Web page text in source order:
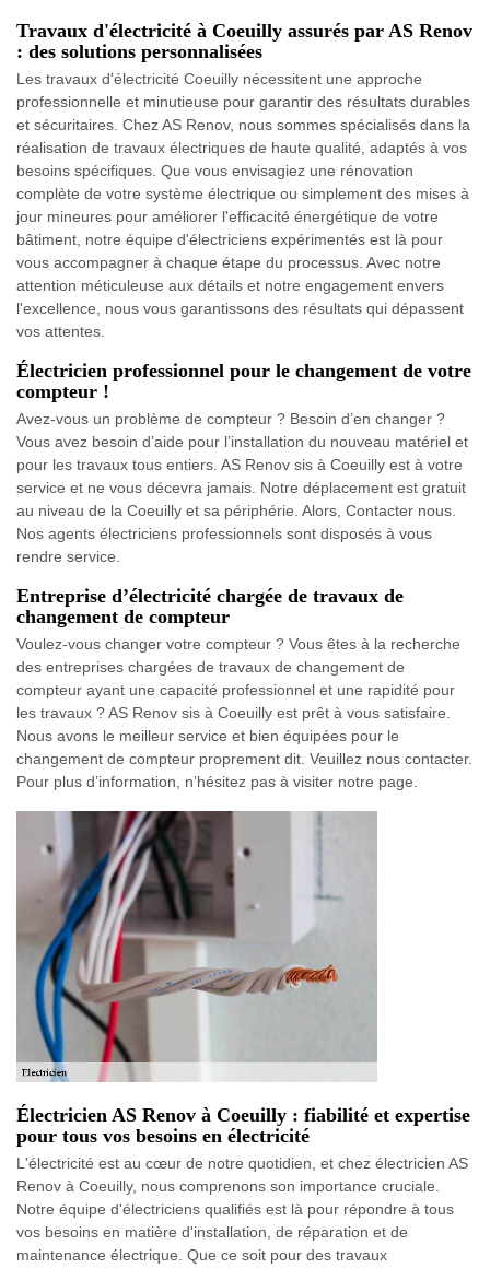
Travaux d'électricité à Coeuilly assurés par AS Renov
: des solutions personnalisées
Les travaux d'électricité Coeuilly nécessitent une approche
professionnelle et minutieuse pour garantir des résultats durables
et sécuritaires. Chez AS Renov, nous sommes spécialisés dans la
réalisation de travaux électriques de haute qualité, adaptés à vos
besoins spécifiques. Que vous envisagiez une rénovation
complète de votre système électrique ou simplement des mises à
jour mineures pour améliorer l'efficacité énergétique de votre
bâtiment, notre équipe d'électriciens expérimentés est là pour
vous accompagner à chaque étape du processus. Avec notre
attention méticuleuse aux détails et notre engagement envers
l'excellence, nous vous garantissons des résultats qui dépassent
vos attentes.
Électricien professionnel pour le changement de votre
compteur !
Avez-vous un problème de compteur ? Besoin d’en changer ?
Vous avez besoin d’aide pour l’installation du nouveau matériel et
pour les travaux tous entiers. AS Renov sis à Coeuilly est à votre
service et ne vous décevra jamais. Notre déplacement est gratuit
au niveau de la Coeuilly et sa périphérie. Alors, Contacter nous.
Nos agents électriciens professionnels sont disposés à vous
rendre service.
Entreprise d’électricité chargée de travaux de
changement de compteur
Voulez-vous changer votre compteur ? Vous êtes à la recherche
des entreprises chargées de travaux de changement de
compteur ayant une capacité professionnel et une rapidité pour
les travaux ? AS Renov sis à Coeuilly est prêt à vous satisfaire.
Nous avons le meilleur service et bien équipées pour le
changement de compteur proprement dit. Veuillez nous contacter.
Pour plus d’information, n’hésitez pas à visiter notre page.
Électricien AS Renov à Coeuilly : fiabilité et expertise
pour tous vos besoins en électricité
L'électricité est au cœur de notre quotidien, et chez électricien AS
Renov à Coeuilly, nous comprenons son importance cruciale.
Notre équipe d'électriciens qualifiés est là pour répondre à tous
vos besoins en matière d'installation, de réparation et de
maintenance électrique. Que ce soit pour des travaux